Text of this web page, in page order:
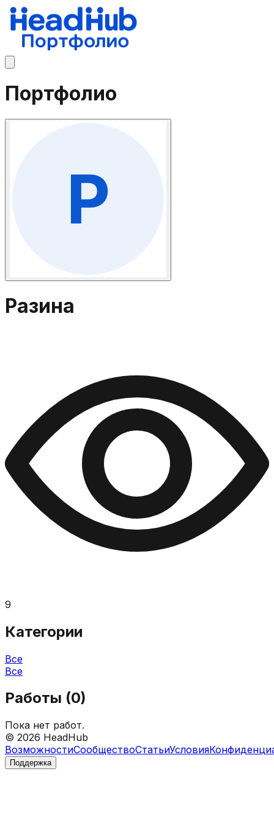
Портфолио
Разина
9
Категории
Все
Все
Работы (0)
Пока нет работ.
© 2026 HeadHub
ВозможностиСообществоСтатьиУсловия
Поддержка